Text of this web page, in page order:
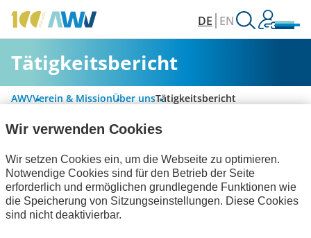
DE EN
Tätigkeitsbericht
AWVVerein & MissionÜber unsTätigkeitsbericht
Tätigkeitsbericht 2025
PDF• 870 KB
Wir verwenden Cookies
Wir setzen Cookies ein, um die Webseite zu optimieren.
Notwendige Cookies sind für den Betrieb der Seite
erforderlich und ermöglichen grundlegende Funktionen wie
die Speicherung von Sitzungseinstellungen. Diese Cookies
sind nicht deaktivierbar.